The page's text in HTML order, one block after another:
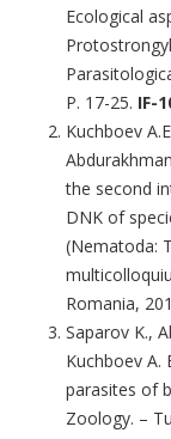
Ecological
P. 17-25. IF-
Kuchboev
the second
DNK of
(Nematoda:
Romania,
Saparov K.,
Kuchboev A.
parasites of
Zoology. –